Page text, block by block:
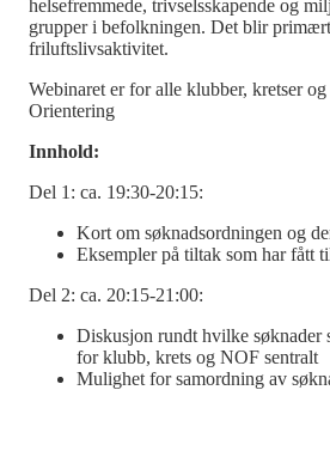
helsefremmede, trivselsskapende og
grupper i befolkningen. Det blir
friluftslivsaktivitet.
Webinaret er for alle klubber, kretser
Orientering
Innhold:
Del 1: ca. 19:30-20:15:
Kort om søknadsordningen og
Eksempler på tiltak som har fått
Del 2: ca. 20:15-21:00:
Diskusjon rundt hvilke søknader
for klubb, krets og NOF sentralt
Mulighet for samordning av